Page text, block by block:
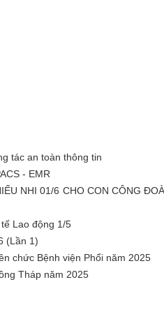
tác an toàn thông tin
- EMR
NHI 01/6 CHO CON CÔNG
Lao động 1/5
(Lần 1)
chức Bệnh viện Phổi năm 2025
Tháp năm 2025